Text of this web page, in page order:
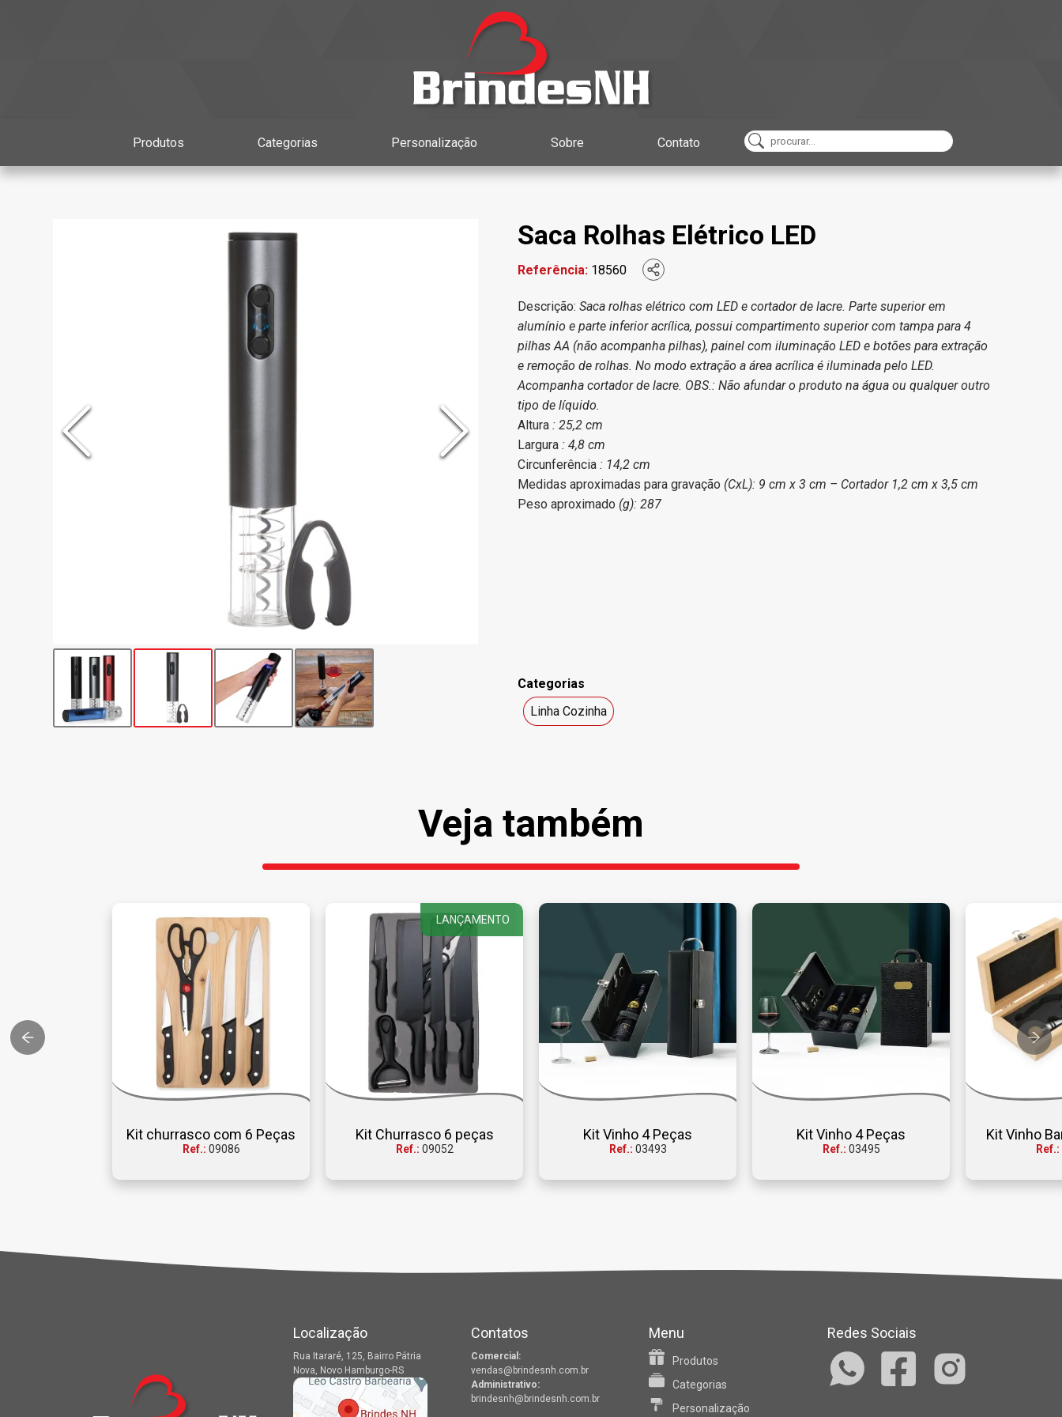
Produtos Categorias Personalização Sobre Contato
Saca Rolhas Elétrico LED
Referência: 18560
Descrição: Saca rolhas elétrico com LED e cortador de lacre. Parte superior em
alumínio e parte inferior acrílica, possui compartimento superior com tampa para 4
pilhas AA (não acompanha pilhas), painel com iluminação LED e botões para extração
e remoção de rolhas. No modo extração a área acrílica é iluminada pelo LED.
Acompanha cortador de lacre. OBS.: Não afundar o produto na água ou qualquer outro
tipo de líquido.
Altura: 25,2 cm
Largura: 4,8 cm
Circunferência: 14,2 cm
Medidas aproximadas para gravação (CxL): 9 cm x 3 cm – Cortador 1,2 cm x 3,5 cm
Peso aproximado (g): 287
Categorias
Linha Cozinha
Veja também
Kit churrasco com 6 Peças
Ref.: 09086
LANÇAMENTO
Kit Churrasco 6 peças
Ref.: 09052
Kit Vinho 4 Peças
Ref.: 03493
Kit Vinho 4 Peças
Ref.: 03495
Kit Vinho
Ref.:
Localização
Rua Itararé, 125, Bairro Pátria
Nova, Novo Hamburgo-RS
Contatos
Comercial:
vendas@brindesnh.com.br
Administrativo:
brindesnh@brindesnh.com.br
Menu
Produtos
Categorias
Personalização
Redes Sociais